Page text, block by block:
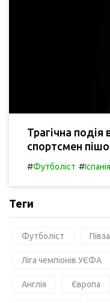
Трагічна подія
спортсмен
#Футболіст #Іспанія
Теги
Футболіст
Ліга чемпіонів УЄФА
Англія Європа